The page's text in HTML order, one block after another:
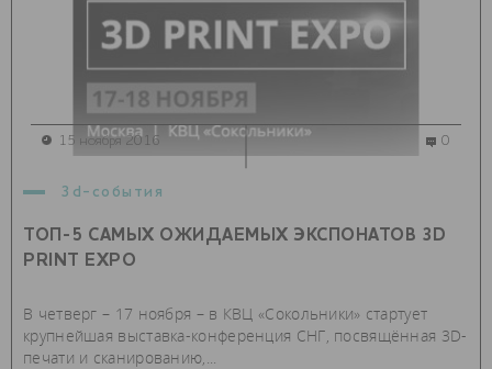
3d-события
ТОП-5 САМЫХ ОЖИДАЕМЫХ ЭКСПОНАТОВ 3D
PRINT EXPO
В четверг – 17 ноября – в КВЦ «Сокольники» стартует
крупнейшая выставка-конференция СНГ, посвящённая 3D-
печати и сканированию,...
15 ноября 2016 0